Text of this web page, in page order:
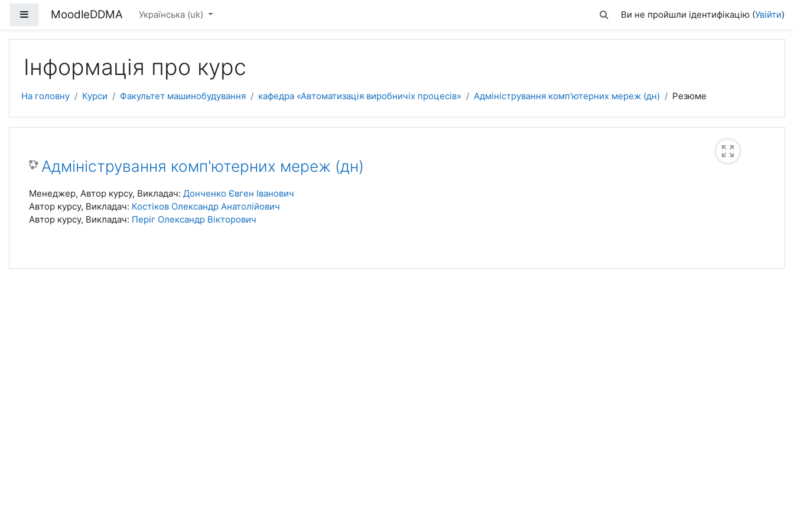
Бокова панель
MoodleDDMA Українська ‎(uk)‎ Переключити введення пошуку
Ви не пройшли ідентифікацію (Увійти)
Інформація про курс
На головну Курси Факультет машинобудування кафедра «Автоматизація виробничіх процесів» Адміністрування комп'ютерних мереж (дн) Резюме
Адміністрування комп'ютерних мереж (дн)
Менеджер, Автор курсу, Викладач: Донченко Євген Іванович
Автор курсу, Викладач: Костіков Олександр Анатолійович
Автор курсу, Викладач: Періг Олександр Вікторович